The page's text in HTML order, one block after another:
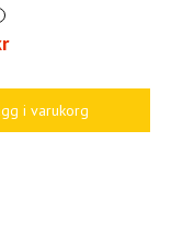
i varukorg